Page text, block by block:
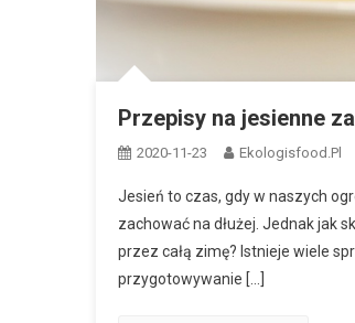
Przepisy na jesienne
2020-11-23 Ekologisfood.pl
Jesień to czas, gdy w naszych
zachować na dłużej. Jednak jak
przez całą zimę? Istnieje wiele
przygotowywanie […]